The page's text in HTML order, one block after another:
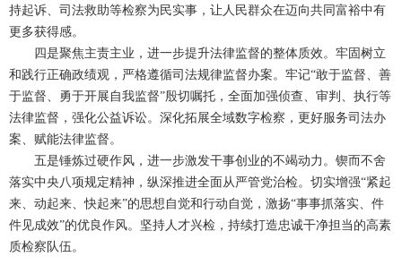
持起诉、司法救助等检察为民实事，让人民群众在迈向共同富裕中有
更多获得感。
四是聚焦主责主业，进一步提升法律监督的整体质效。牢固树立
和践行正确政绩观，严格遵循司法规律监督办案。牢记“敢于监督、善
于监督、勇于开展自我监督”殷切嘱托，全面加强侦查、审判、执行等
法律监督，强化公益诉讼。深化拓展全域数字检察，更好服务司法办
案、赋能法律监督。
五是锤炼过硬作风，进一步激发干事创业的不竭动力。锲而不舍
落实中央八项规定精神，纵深推进全面从严管党治检。切实增强“紧起
来、动起来、快起来”的思想自觉和行动自觉，激扬“事事抓落实、件
件见成效”的优良作风。坚持人才兴检，持续打造忠诚干净担当的高素
质检察队伍。